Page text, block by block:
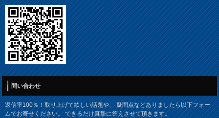
問い合わせ
返信率100％！取り上げて欲しい話題や、 疑問点などありましたら以下フォー
ムでお寄せください。 できるだけ真摯に答えさせて頂きます。